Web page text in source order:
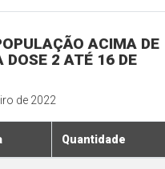
ACIMA DE
DOSE 2 ATÉ 16 DE
de 2022
Quantidade